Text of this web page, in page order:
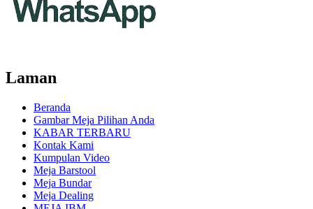
Laman
Beranda
Gambar Meja Pilihan Anda
KABAR TERBARU
Kontak Kami
Kumpulan Video
Meja Barstool
Meja Bundar
Meja Dealing